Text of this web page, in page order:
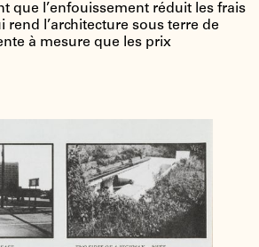
que l’enfouissement réduit les frais
rend l’architecture sous terre de
à mesure que les prix